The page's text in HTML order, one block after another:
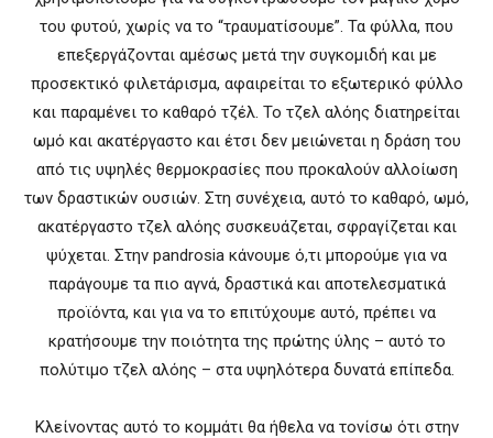
του φυτού, χωρίς να το “τραυματίσουμε”. Τα φύλλα, που
επεξεργάζονται αμέσως μετά την συγκομιδή και με
προσεκτικό φιλετάρισμα, αφαιρείται το εξωτερικό φύλλο
και παραμένει το καθαρό τζέλ. Το τζελ αλόης διατηρείται
ωμό και ακατέργαστο και έτσι δεν μειώνεται η δράση του
από τις υψηλές θερμοκρασίες που προκαλούν αλλοίωση
των δραστικών ουσιών. Στη συνέχεια, αυτό το καθαρό, ωμό,
ακατέργαστο τζελ αλόης συσκευάζεται, σφραγίζεται και
ψύχεται. Στην pandrosia κάνουμε ό,τι μπορούμε για να
παράγουμε τα πιο αγνά, δραστικά και αποτελεσματικά
προϊόντα, και για να το επιτύχουμε αυτό, πρέπει να
κρατήσουμε την ποιότητα της πρώτης ύλης – αυτό το
πολύτιμο τζελ αλόης – στα υψηλότερα δυνατά επίπεδα.
Κλείνοντας αυτό το κομμάτι θα ήθελα να τονίσω ότι στην